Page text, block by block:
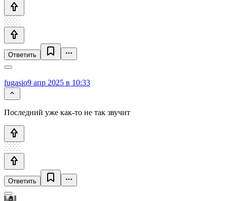
Ответить
fugasio9 апр 2025 в 10:33
Последний уже как-то не так звучит
Ответить